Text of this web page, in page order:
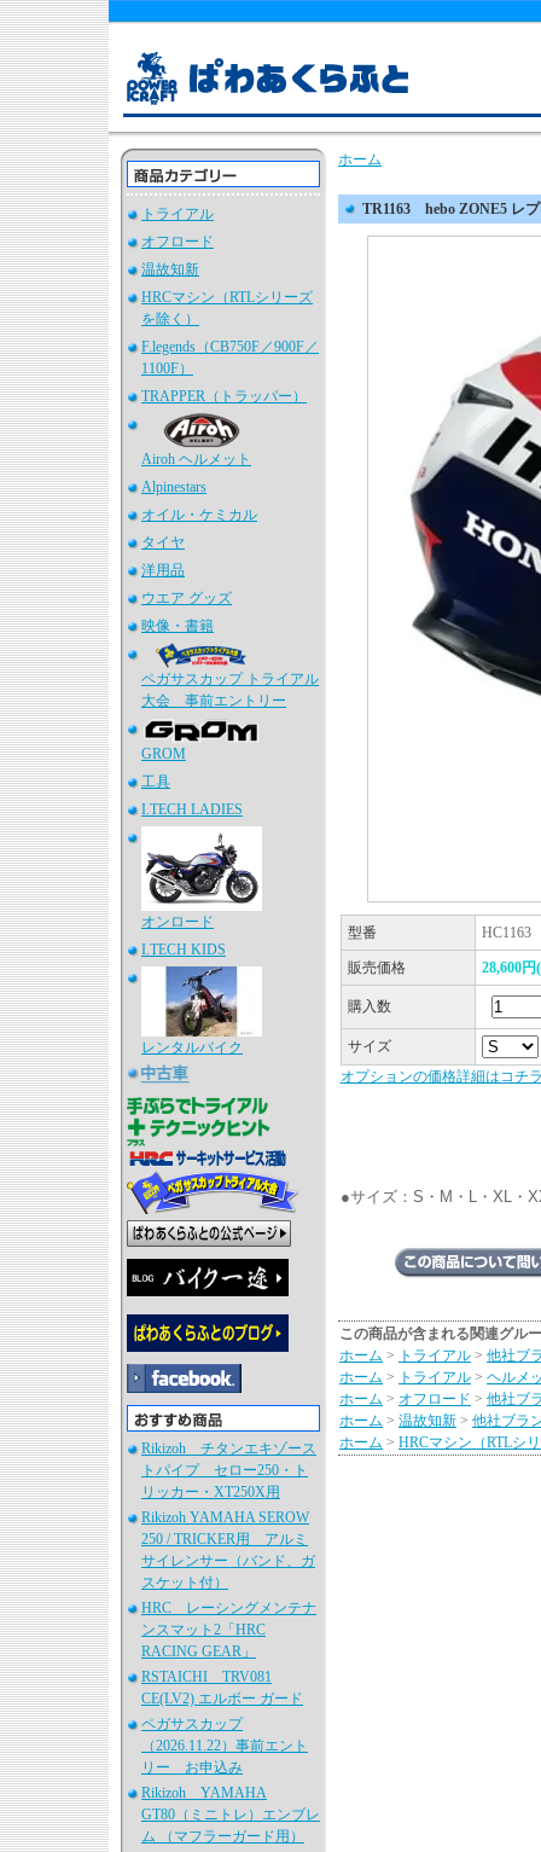
トライアル
オフロード
温故知新
HRCマシン（RTLシリーズ
を除く）
F.legends（CB750F／900F／
1100F）
TRAPPER（トラッパー）
Airoh ヘルメット
Alpinestars
オイル・ケミカル
タイヤ
洋用品
ウエア グッズ
映像・書籍
ペガサスカップ トライアル
大会 事前エントリー
GROM
工具
I.TECH LADIES
オンロード
I.TECH KIDS
レンタルバイク
Rikizoh チタンエキゾース
トパイプ セロー250・ト
リッカー・XT250X用
Rikizoh YAMAHA SEROW
250 / TRICKER用 アルミ
サイレンサー（バンド、ガ
スケット付）
HRC レーシングメンテナ
ンスマット2「HRC
RACING GEAR」
RSTAICHI TRV081
CE(LV2) エルボー ガード
ペガサスカップ
（2026.11.22）事前エント
リー お申込み
Rikizoh YAMAHA
GT80（ミニトレ）エンブレ
ム （マフラーガード用）
ホーム
TR1163 hebo ZONE5 レ
型番 HC1163
販売価格 28,600円
購入数
サイズ
オプションの価格詳細はコチ
●サイズ：S・M・L・XL・
この商品が含まれる関連グル
ホーム > トライアル > 他社ブ
ホーム > トライアル > ヘルメ
ホーム > オフロード > 他社ブ
ホーム > 温故知新 > 他社ブラ
ホーム > HRCマシン（RTLシ